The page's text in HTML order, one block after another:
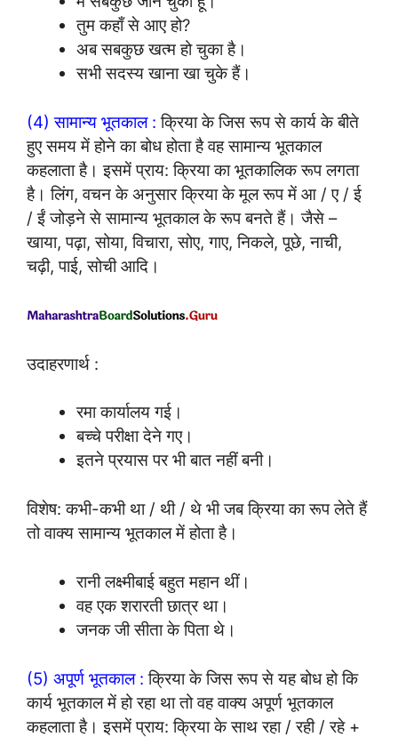
तुम कहाँ से आए हो?
अब सबकुछ खत्म हो चुका है।
सभी सदस्य खाना खा चुके हैं।
(4) सामान्य भूतकाल : क्रिया के जिस रूप से कार्य के बीते
हुए समय में होने का बोध होता है वह सामान्य भूतकाल
कहलाता है। इसमें प्राय: क्रिया का भूतकालिक रूप लगता
है। लिंग, वचन के अनुसार क्रिया के मूल रूप में आ / ए / ई
/ ईं जोड़ने से सामान्य भूतकाल के रूप बनते हैं। जैसे –
खाया, पढ़ा, सोया, विचारा, सोए, गाए, निकले, पूछे, नाची,
चढ़ी, पाई, सोची आदि।
उदाहरणार्थ :
रमा कार्यालय गई।
बच्चे परीक्षा देने गए।
इतने प्रयास पर भी बात नहीं बनी।
विशेष: कभी-कभी था / थी / थे भी जब क्रिया का रूप लेते हैं
तो वाक्य सामान्य भूतकाल में होता है।
रानी लक्ष्मीबाई बहुत महान थीं।
वह एक शरारती छात्र था।
जनक जी सीता के पिता थे।
(5) अपूर्ण भूतकाल : क्रिया के जिस रूप से यह बोध हो कि
कार्य भूतकाल में हो रहा था तो वह वाक्य अपूर्ण भूतकाल
कहलाता है। इसमें प्राय: क्रिया के साथ रहा / रही / रहे +